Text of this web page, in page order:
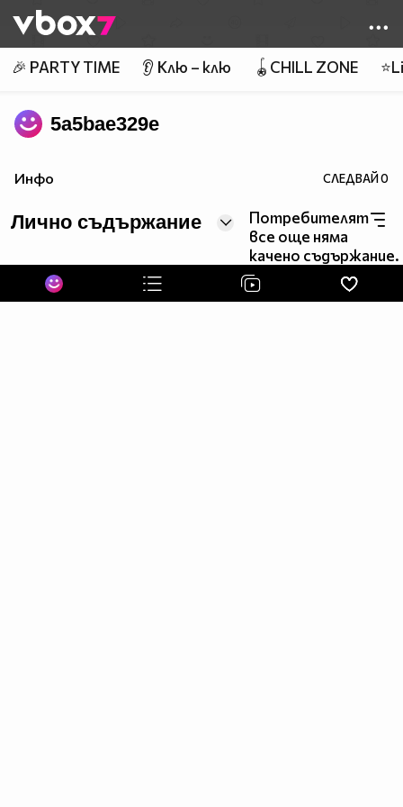
👾
🎉 PARTY TIME 👂 Клю – клю 🪀CHILL ZONE
5a5bae329e
Инфо СЛЕДВАЙ0
Лично съдържание
Потребителят
все още няма
качено съдържание.